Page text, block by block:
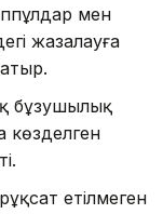
мен
жазалауға
бұзушылық
көзделген
етілмеген